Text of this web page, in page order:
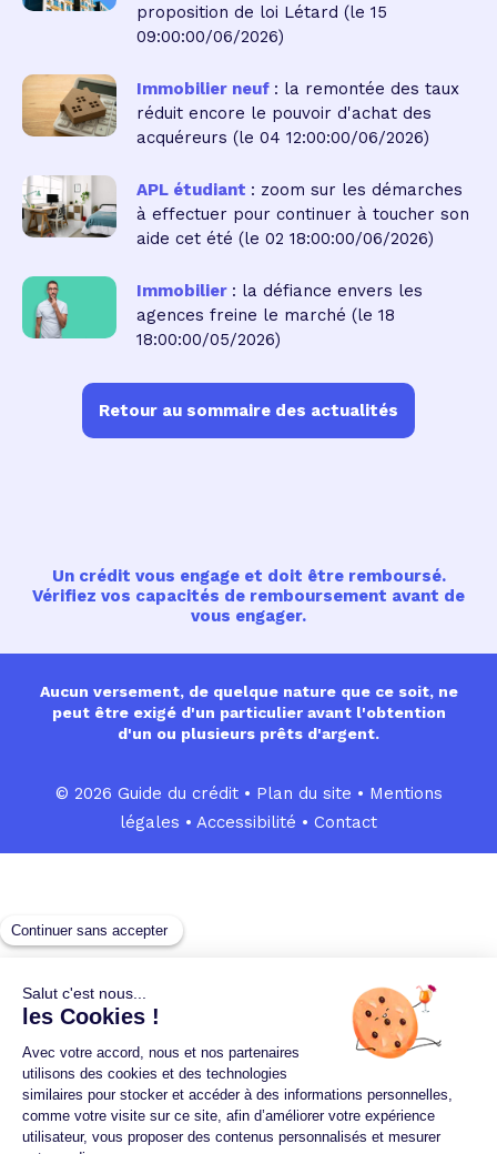
proposition de loi Létard (le 15
09:00:00/06/2026)
Immobilier neuf : la remontée des taux
réduit encore le pouvoir d'achat des
acquéreurs (le 04 12:00:00/06/2026)
APL étudiant : zoom sur les démarches
à effectuer pour continuer à toucher son
aide cet été (le 02 18:00:00/06/2026)
Immobilier : la défiance envers les
agences freine le marché (le 18
18:00:00/05/2026)
Retour au sommaire des actualités
Un crédit vous engage et doit être remboursé.
Vérifiez vos capacités de remboursement avant de
vous engager.
Aucun versement, de quelque nature que ce soit, ne
peut être exigé d'un particulier avant l'obtention
d'un ou plusieurs prêts d'argent.
© 2026 Guide du crédit • Plan du site • Mentions
légales • Accessibilité • Contact